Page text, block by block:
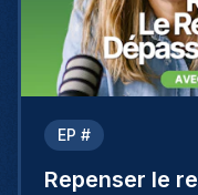
EP #
Repenser le